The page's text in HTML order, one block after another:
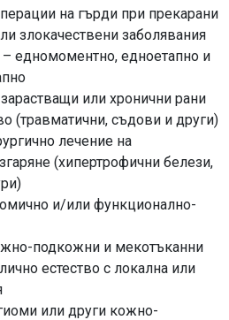
на гърди при прекарани
злокачествени заболявания
едномоментно, едноетапно и
или хронични рани
(травматични, съдови и други)
лечение на
(хипертрофични белези,
и/или функционално-
подкожни и мекотъканни
естество с локална или
или други кожно-